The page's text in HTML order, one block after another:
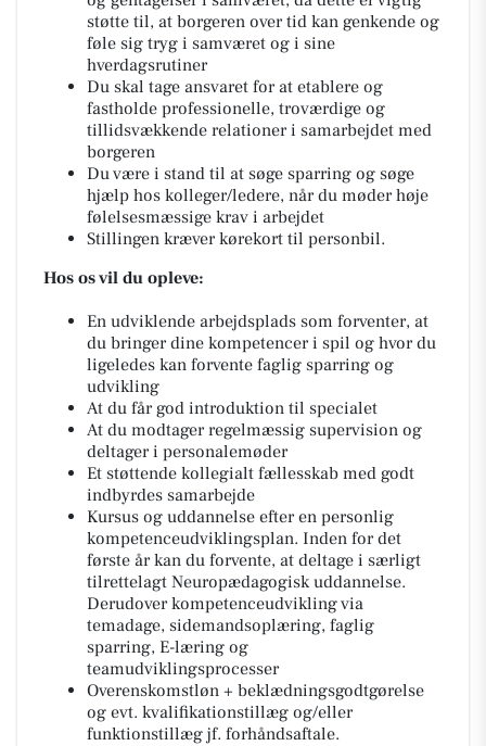
støtte til, at borgeren over tid kan genkende og
føle sig tryg i samværet og i sine
hverdagsrutiner
Du skal tage ansvaret for at etablere og
fastholde professionelle, troværdige og
tillidsvækkende relationer i samarbejdet med
borgeren
Du være i stand til at søge sparring og søge
hjælp hos kolleger/ledere, når du møder høje
følelsesmæssige krav i arbejdet
Stillingen kræver kørekort til personbil.
Hos os vil du opleve:
En udviklende arbejdsplads som forventer, at
du bringer dine kompetencer i spil og hvor du
ligeledes kan forvente faglig sparring og
udvikling
At du får god introduktion til specialet
At du modtager regelmæssig supervision og
deltager i personalemøder
Et støttende kollegialt fællesskab med godt
indbyrdes samarbejde
Kursus og uddannelse efter en personlig
kompetenceudviklingsplan. Inden for det
første år kan du forvente, at deltage i særligt
tilrettelagt Neuropædagogisk uddannelse.
Derudover kompetenceudvikling via
temadage, sidemandsoplæring, faglig
sparring, E-læring og
teamudviklingsprocesser
Overenskomstløn + beklædningsgodtgørelse
og evt. kvalifikationstillæg og/eller
funktionstillæg jf. forhåndsaftale.